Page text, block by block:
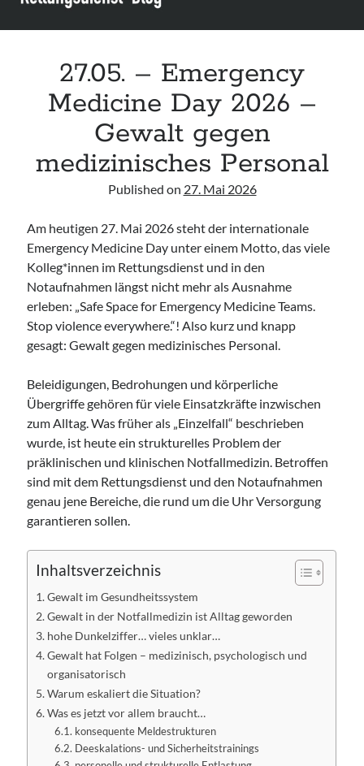
Assessment and Management in the Emergency Department“ der IAEM
Leitlinie „Management of Hypercalcaemia in Adult Patients in the
Leitlinie „Behavioural Emergencies in Emergency Departments“ der IFEM
27.05. – Emergency
Medicine Day 2026 –
Gewalt gegen
medizinisches Personal
Published on 27. Mai 2026
Am heutigen 27. Mai 2026 steht der internationale
Emergency Medicine Day unter einem Motto, das viele
Kolleg*innen im Rettungsdienst und in den
Notaufnahmen längst nicht mehr als Ausnahme
erleben: „Safe Space for Emergency Medicine Teams.
Stop violence everywhere.“! Also kurz und knapp
gesagt: Gewalt gegen medizinisches Personal.
Beleidigungen, Bedrohungen und körperliche
Übergriffe gehören für viele Einsatzkräfte inzwischen
zum Alltag. Was früher als „Einzelfall“ beschrieben
wurde, ist heute ein strukturelles Problem der
präklinischen und klinischen Notfallmedizin. Betroffen
sind mit dem Rettungsdienst und den Notaufnahmen
genau jene Bereiche, die rund um die Uhr Versorgung
garantieren sollen.
Inhaltsverzeichnis
Gewalt im Gesundheitssystem
Gewalt in der Notfallmedizin ist Alltag geworden
hohe Dunkelziffer… vieles unklar…
Gewalt hat Folgen – medizinisch, psychologisch und
organisatorisch
Warum eskaliert die Situation?
Was es jetzt vor allem braucht…
konsequente Meldestrukturen
Deeskalations- und Sicherheitstrainings